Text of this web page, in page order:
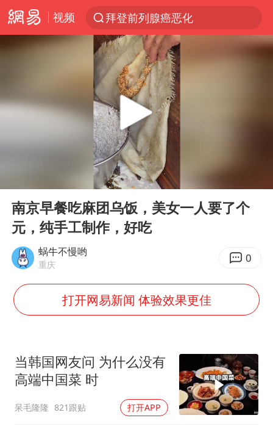
视频
拜登前列腺癌恶化
跨界融合拉长夏日经济消费链条
“白海豚”逼近浙闽沿海
“伊斯兰版北约”出现
外国游客的“中国游三件套”火了
上海大部迎大暴雨
以军士兵把枪口对准中国记者
白海豚在海上打了个结
2026年7月份居民消费价格同比上涨0.5%
方桃子代言广告视频已下架
辽宁省深化扫黑除恶专项斗争
一周大涨超7% 金价为何突然上涨
央视新主播李秋莹孙亚鹏亮相
Play
南京早餐吃麻团乌饭，美女一人要了个
元，纯手工制作，好吃
蜗牛不慢哟
重庆 0
打开网易新闻 体验效果更佳
当韩国网友问 为什么没有
高端中国菜 时
呆毛隆隆 821跟贴 打开APP